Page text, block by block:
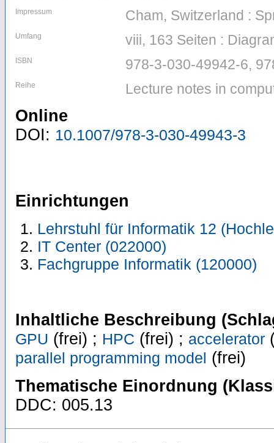
Impressum Cham, Switzerland :
Umfang viii, 163 Seiten :
ISBN 978-3-030-49942-6,
Reihe Lecture notes in
Online
DOI: 10.1007/978-3-030-49943-3
Einrichtungen
Lehrstuhl für Informatik 12
IT Center (022000)
Fachgruppe Informatik (120000)
Inhaltliche Beschreibung
GPU (frei) ; HPC (frei) ; accelerator
parallel programming model (frei)
Thematische Einordnung
DDC: 005.13